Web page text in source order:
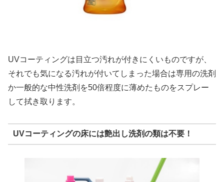
UVコーティングは目立つ汚れが付きにくいものですが、
それでも気になる汚れが付いてしまった場合は専用の洗剤
か一般的な中性洗剤を50倍程度に薄めたものをスプレー
して拭き取ります。
UVコーティングの床には艶出し洗剤の類は不要！